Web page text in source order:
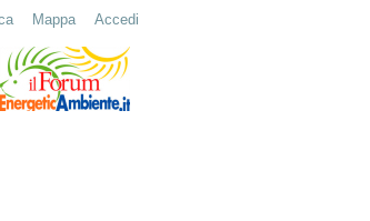
Mappa Accedi